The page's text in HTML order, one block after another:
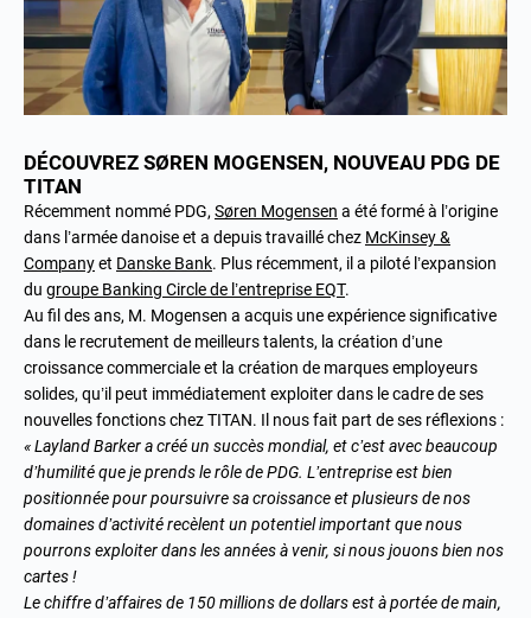
DÉCOUVREZ SØREN MOGENSEN, NOUVEAU PDG DE
TITAN
Récemment nommé PDG, Søren Mogensen a été formé à l’origine
dans l’armée danoise et a depuis travaillé chez McKinsey &
Companyet Danske Bank. Plus récemment, il a piloté l’expansion
du groupe Banking Circle de l’entreprise EQT.
Au fil des ans, M. Mogensen a acquis une expérience significative
dans le recrutement de meilleurs talents, la création d’une
croissance commerciale et la création de marques employeurs
solides, qu’il peut immédiatement exploiter dans le cadre de ses
nouvelles fonctions chez TITAN. Il nous fait part de ses réflexions :
« Layland Barker a créé un succès mondial, et c’est avec beaucoup
d’humilité que je prends le rôle de PDG. L’entreprise est bien
positionnée pour poursuivre sa croissance et plusieurs de nos
domaines d’activité recèlent un potentiel important que nous
pourrons exploiter dans les années à venir, si nous jouons bien nos
cartes !
Le chiffre d’affaires de 150 millions de dollars est à portée de main,